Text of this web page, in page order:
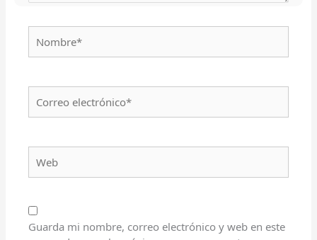
Nombre*
Correo
electrónico*
Web
Guarda mi nombre, correo electrónico y web en este